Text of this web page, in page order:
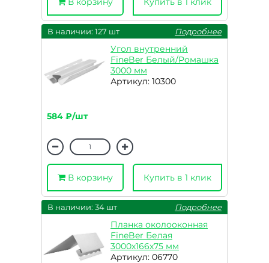
В наличии: 127 шт Подробнее
Угол внутренний
FineBer Белый/Ромашка
3000 мм
Артикул: 10300
584 ₽/шт
В корзину Купить в 1 клик
В наличии: 34 шт Подробнее
Планка околооконная
FineBer Белая
3000х166х75 мм
Артикул: 06770